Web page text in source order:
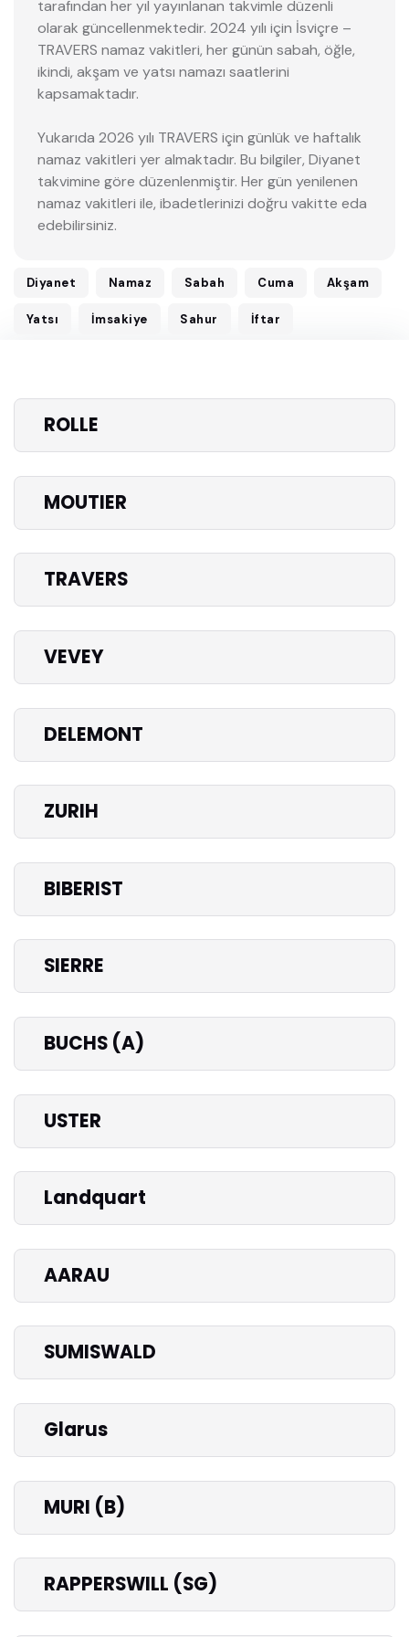
tarafından her yıl yayınlanan takvimle düzenli
olarak güncellenmektedir. 2024 yılı için İsviçre –
TRAVERS namaz vakitleri, her günün sabah, öğle,
ikindi, akşam ve yatsı namazı saatlerini
kapsamaktadır.
Yukarıda 2026 yılı TRAVERS için günlük ve haftalık
namaz vakitleri yer almaktadır. Bu bilgiler, Diyanet
takvimine göre düzenlenmiştir. Her gün yenilenen
namaz vakitleri ile, ibadetlerinizi doğru vakitte eda
edebilirsiniz.
Diyanet Namaz Sabah Cuma Akşam
Yatsı İmsakiye Sahur İftar
ROLLE
MOUTIER
TRAVERS
VEVEY
DELEMONT
ZURIH
BIBERIST
SIERRE
BUCHS (A)
USTER
Landquart
AARAU
SUMISWALD
Glarus
MURI (B)
RAPPERSWILL (SG)